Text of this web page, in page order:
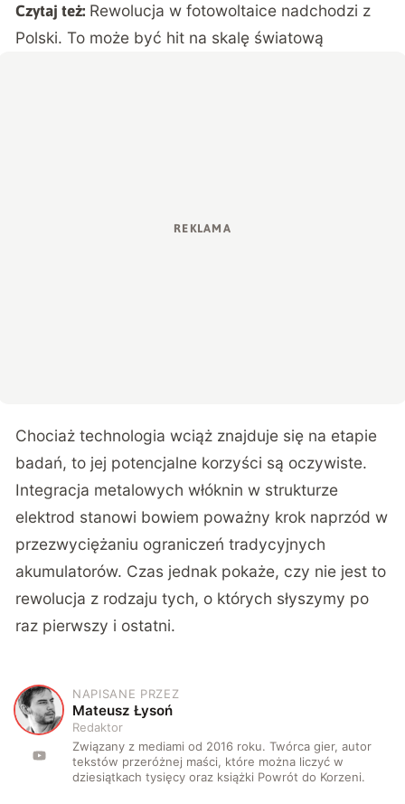
Czytaj też: Rewolucja w fotowoltaice nadchodzi z
Polski. To może być hit na skalę światową
Chociaż technologia wciąż znajduje się na etapie
badań, to jej potencjalne korzyści są oczywiste.
Integracja metalowych włóknin w strukturze
elektrod stanowi bowiem poważny krok naprzód w
przezwyciężaniu ograniczeń tradycyjnych
akumulatorów. Czas jednak pokaże, czy nie jest to
rewolucja z rodzaju tych, o których słyszymy po
raz pierwszy i ostatni.
M
NAPISANE PRZEZ
Mateusz Łysoń
Redaktor
Związany z mediami od 2016 roku. Twórca gier, autor
tekstów przeróżnej maści, które można liczyć w
dziesiątkach tysięcy oraz książki Powrót do Korzeni.